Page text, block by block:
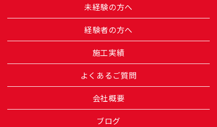
未経験の方へ
経験者の方へ
施工実績
よくあるご質問
会社概要
ブログ